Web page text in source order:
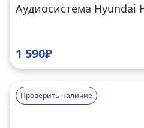
Аудиосистема Hyundai
1 590₽
Проверить наличие